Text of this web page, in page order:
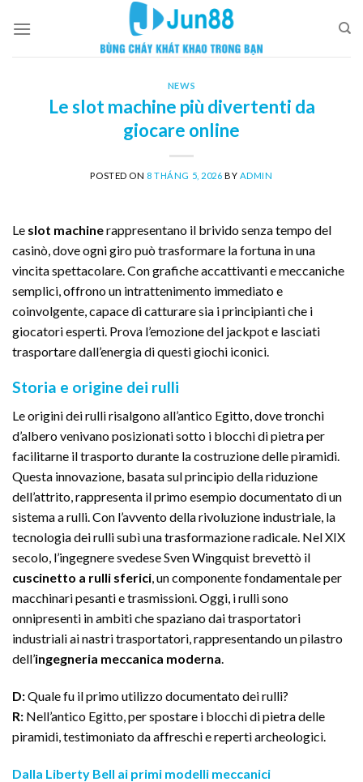
NEWS
Le slot machine più divertenti da
giocare online
POSTED ON 8 THÁNG 5, 2026 BY ADMIN
Le slot machinerappresentano il brivido senza tempo del
casinò, dove ogni giro può trasformare la fortuna in una
vincita spettacolare. Con grafiche accattivanti e meccaniche
semplici, offrono un intrattenimento immediato e
coinvolgente, capace di catturare sia i principianti che i
giocatori esperti. Prova l’emozione del jackpot e lasciati
trasportare dall’energia di questi giochi iconici.
Storia e origine dei rulli
Le origini dei rulli risalgono all’antico Egitto, dove tronchi
d’albero venivano posizionati sotto i blocchi di pietra per
facilitarne il trasporto durante la costruzione delle piramidi.
Questa innovazione, basata sul principio della riduzione
dell’attrito, rappresenta il primo esempio documentato di un
sistema a rulli. Con l’avvento della rivoluzione industriale, la
tecnologia dei rulli subì una trasformazione radicale. Nel XIX
secolo, l’ingegnere svedese Sven Wingquist brevettò il
cuscinetto a rulli sferici, un componente fondamentale per
macchinari pesanti e trasmissioni. Oggi, i rulli sono
onnipresenti in ambiti che spaziano dai trasportatori
industriali ai nastri trasportatori, rappresentando un pilastro
dell’ingegneria meccanica moderna.
D:Quale fu il primo utilizzo documentato dei rulli?
R: Nell’antico Egitto, per spostare i blocchi di pietra delle
piramidi, testimoniato da affreschi e reperti archeologici.
Dalla Liberty Bell ai primi modelli meccanici